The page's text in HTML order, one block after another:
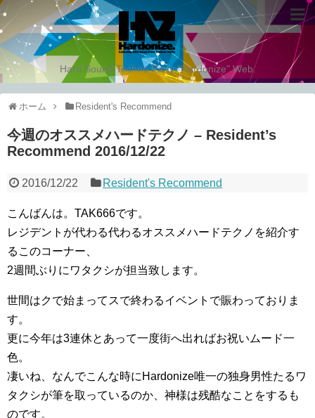
Hard Sound Techno Party "Hardonize" Web.
ホーム Resident's Recommend
今週のオススメハードテクノ – Resident’s
Recommend 2016/12/22
2016/12/22 Resident's Recommend
こんばんは。TAK666です。
レジデントが代わる代わるオススメハードテクノを紹介す
るこのコーナー、
2週間ぶりにワタクシが担当致します。
世間はクで始まってスで終わるイベントで賑わっておりま
す。
更に今年は3連休とあって一度街へ出ればお祝いムード一
色。
凄いね、なんでこんな時にHardonize唯一の独身男性たるワ
タクシが筆を取っているのか、神様は残酷なことをするも
のです。